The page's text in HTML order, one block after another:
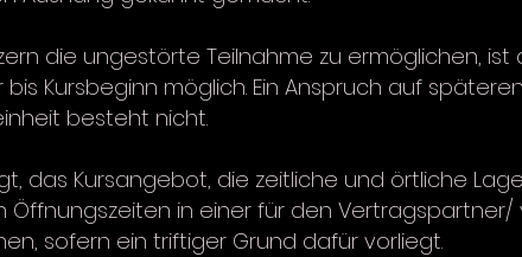
die ungestörte Teilnahme zu ermöglichen, ist
Kursbeginn möglich. Ein Anspruch auf
besteht nicht.
das Kursangebot, die zeitliche und örtliche
in einer für den
sofern ein triftiger Grund dafür vorliegt.